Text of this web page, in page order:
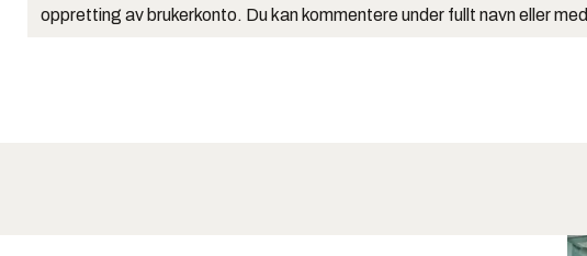
oppretting av brukerkonto. Du kan kommentere under fullt navn eller